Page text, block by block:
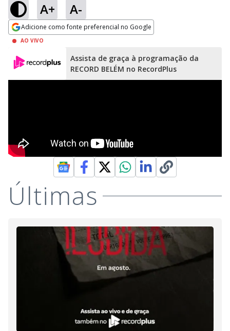
A+ A-
Adicione como fonte preferencial no Google
Opens in new window
AO VIVO
Assista de graça à programação da
RECORD BELÉM no RecordPlus
Últimas